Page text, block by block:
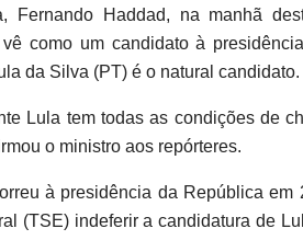
Fernando Haddad, na manhã
como um candidato à
da Silva (PT) é o natural candidato.
Lula tem todas as condições de
o ministro aos repórteres.
à presidência da República
(TSE) indeferir a candidatura de